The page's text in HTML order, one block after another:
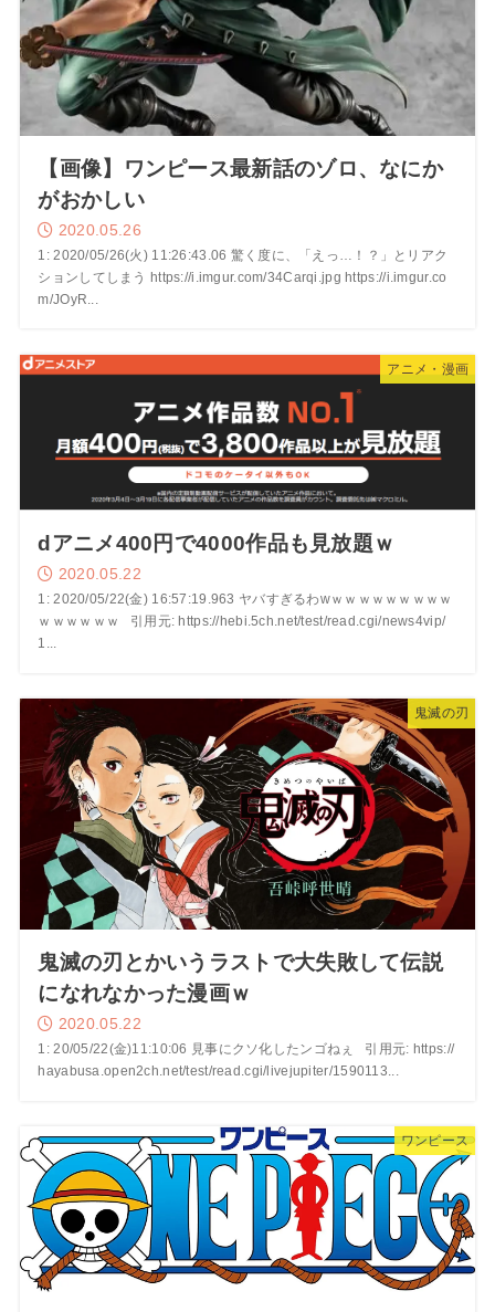
【画像】ワンピース最新話のゾロ、なにか
がおかしい
2020.05.26
1: 2020/05/26(火) 11:26:43.06 驚く度に、「えっ…！？」とリアク
ションしてしまう https://i.imgur.com/34Carqi.jpg https://i.imgur.co
m/JOyR...
アニメ・漫画
dアニメ400円で4000作品も見放題ｗ
2020.05.22
1: 2020/05/22(金) 16:57:19.963 ヤバすぎるわwｗｗｗｗｗｗｗｗｗ
ｗｗｗｗｗｗ 引用元: https://hebi.5ch.net/test/read.cgi/news4vip/
1...
鬼滅の刃
鬼滅の刃とかいうラストで大失敗して伝説
になれなかった漫画ｗ
2020.05.22
1: 20/05/22(金)11:10:06 見事にクソ化したンゴねぇ 引用元: https://
hayabusa.open2ch.net/test/read.cgi/livejupiter/1590113...
ワンピース